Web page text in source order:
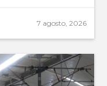
7 agosto, 2026